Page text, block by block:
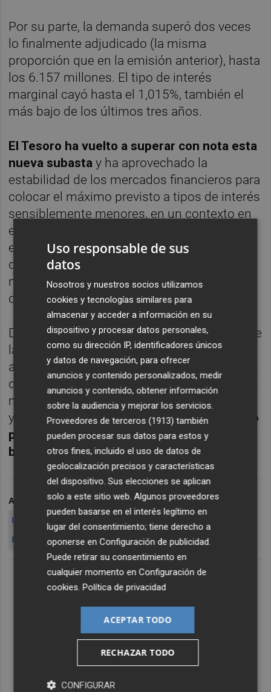
Por su parte, la demanda superó dos veces
lo finalmente adjudicado (la misma
proporción que en la emisión anterior), hasta
los 6.157 millones. El tipo de interés
marginal cayó hasta el 1,015%, también el
más bajo de los últimos tres años.
El Tesoro ha vuelto a superar con nota esta
nueva subasta y ha aprovechado la
estabilidad de los mercados financieros para
colocar el máximo previsto a tipos de interés
sensiblemente menores, en un contexto en
el que la prima de riesgo se mueve en el
entorno de los 300 puntos básicos y el tipo
de interés del bono español a diez años se
mantiene en el 3,5%, muy alejado de la cifra
que marcaba los meses previos.
De esta forma, el organismo repite el éxito de
la subasta del pasado jueves, cuando volvió
a superar el objetivo y colocó 4.574 millones
de euros en bonos y obligaciones a los tipos
más bajos también de los últimos tres años,
y
volverá a los mercados el 21 y 23 de mayo
para colocar letras a 3 y 9 meses y nuevos
bonos y obligaciones.
ARCHIVADO EN TESORO EMISION DEUDA
PAGARÉS
LETRAS
ESPAÑA
Uso responsable de sus
datos
Nosotros y nuestros socios utilizamos
cookies y tecnologías similares para
almacenar y acceder a información en su
dispositivo y procesar datos personales,
como su dirección IP, identificadores únicos
y datos de navegación, para ofrecer
anuncios y contenido personalizados, medir
anuncios y contenido, obtener información
sobre la audiencia y mejorar los servicios.
Proveedores de terceros (1913) también
pueden procesar sus datos para estos y
otros fines, incluido el uso de datos de
geolocalización precisos y características
del dispositivo. Sus elecciones se aplican
solo a este sitio web. Algunos proveedores
pueden basarse en el interés legítimo en
lugar del consentimiento; tiene derecho a
oponerse enConfiguración de publicidad
Puede retirar su consentimiento en
cualquier momento enConfiguración de
cookies .Política de privacidad
ACEPTAR TODO
RECHAZAR TODO
CONFIGURAR